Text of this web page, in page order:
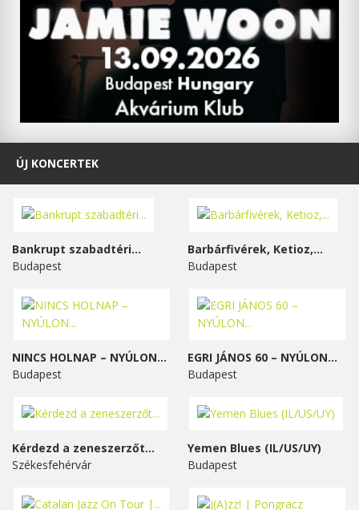
ÚJ KONCERTEK
Bankrupt szabadtéri...
Budapest
Barbárfivérek, Ketioz,...
Budapest
NINCS HOLNAP – NYÚLON...
Budapest
EGRI JÁNOS 60 – NYÚLON...
Budapest
Kérdezd a zeneszerzőt...
Székesfehérvár
Yemen Blues (IL/US/UY)
Budapest